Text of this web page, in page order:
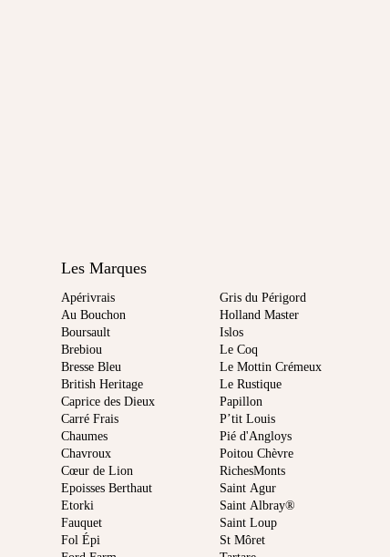
Les Marques
Apérivrais
Au Bouchon
Boursault
Brebiou
Bresse Bleu
British Heritage
Caprice des Dieux
Carré Frais
Chaumes
Chavroux
Cœur de Lion
Epoisses Berthaut
Etorki
Fauquet
Fol Épi
Gris du Périgord
Holland Master
Islos
Le Coq
Le Mottin Crémeux
Le Rustique
Papillon
P’tit Louis
Pié d'Angloys
Poitou Chèvre
RichesMonts
Saint Agur
Saint Albray®
Saint Loup
St Môret